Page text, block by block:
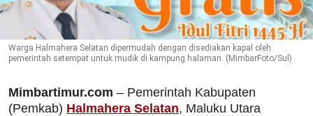
Warga Halmahera Selatan dipermudah dengan disediakan kapal oleh
pemerintah setempat untuk mudik di kampung halaman. (MimbarFoto/Sul)
Mimbartimur.com – Pemerintah Kabupaten
(Pemkab) Halmahera Selatan, Maluku Utara